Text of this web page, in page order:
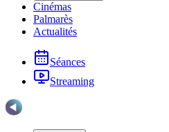
Cinémas
Palmarès
Actualités
Séances
Streaming